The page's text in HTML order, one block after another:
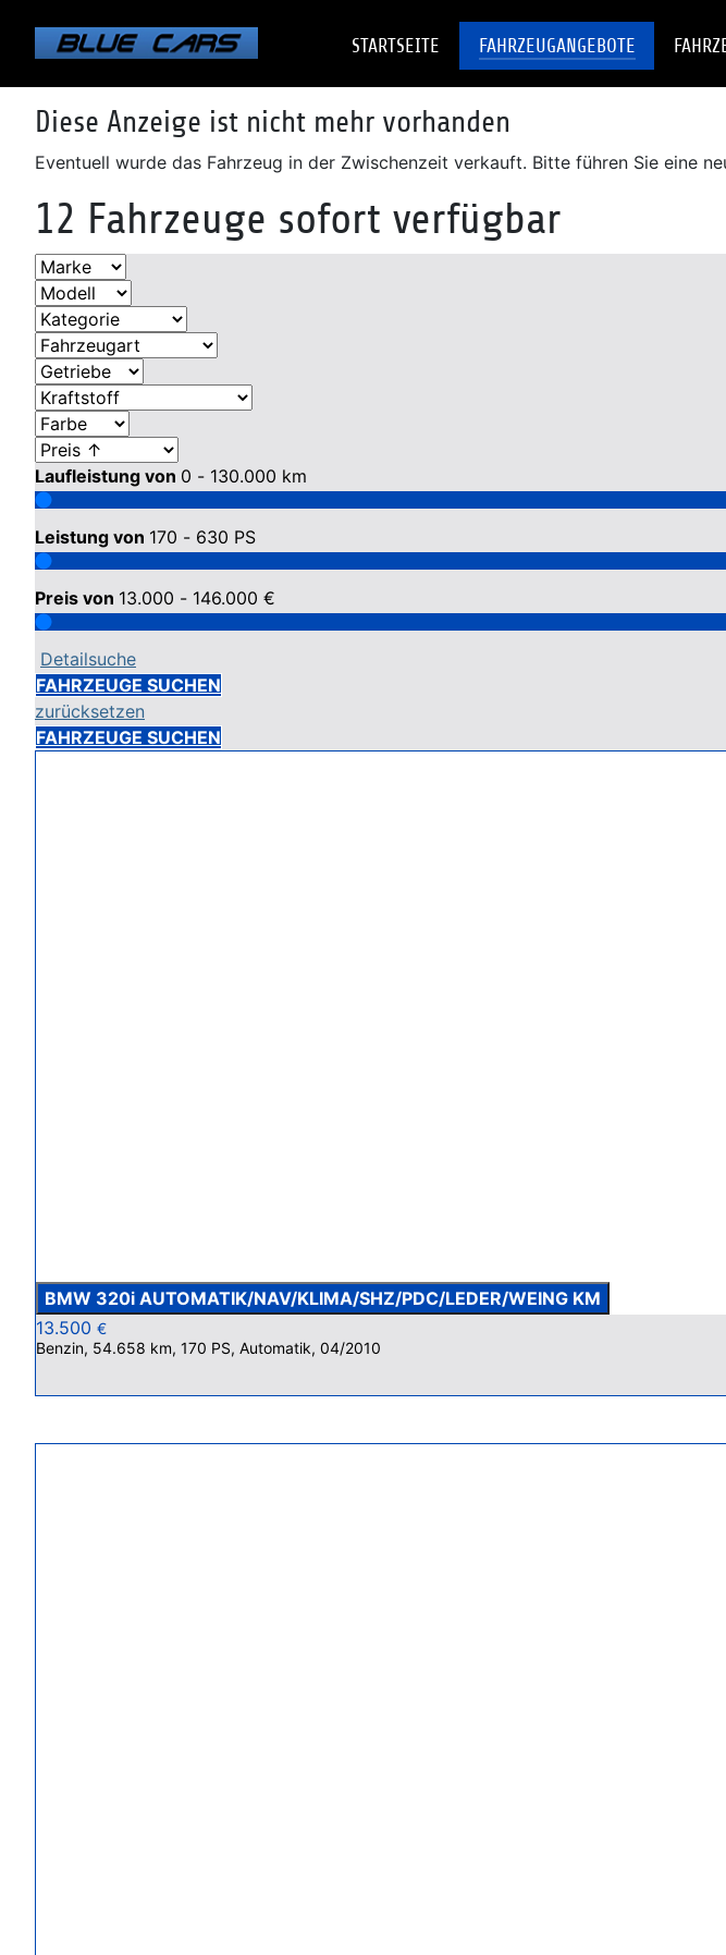
STARTSEITE FAHRZEUGANGEBOTE
Diese Anzeige ist nicht mehr vorhanden
Eventuell wurde das Fahrzeug in der Zwischenzeit verkauft. Bitte führen Sie eine
12 Fahrzeuge sofort verfügbar
Laufleistung von 0 - 130.000 km
Leistung von 170 - 630 PS
Preis von 13.000 - 146.000 €
Detailsuche
FAHRZEUGE SUCHEN
zurücksetzen
FAHRZEUGE SUCHEN
BMW 320i AUTOMATIK/NAV/KLIMA/SHZ/PDC/LEDER/WEING KM
13.500 €
Benzin, 54.658 km, 170 PS, Automatik, 04/2010